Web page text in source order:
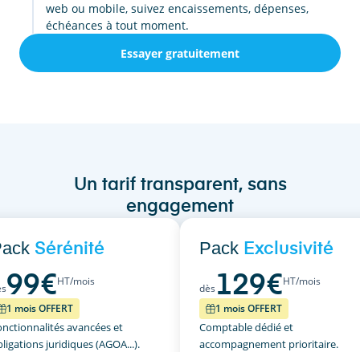
web ou mobile, suivez encaissements, dépenses,
échéances à tout moment.
Essayer gratuitement
Un tarif transparent, sans
engagement
Sérénité
99€HT/mois
1 mois OFFERT
avancées et
juridiques (AGOA...).
Pack Exclusivité
dès 129€HT/mois
1 mois OFFERT
Comptable dédié et
accompagnement prioritaire.